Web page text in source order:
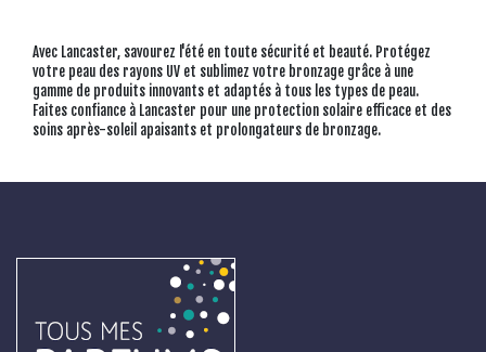
Avec Lancaster, savourez l'été en toute sécurité et beauté. Protégez
votre peau des rayons UV et sublimez votre bronzage grâce à une
gamme de produits innovants et adaptés à tous les types de peau.
Faites confiance à Lancaster pour une protection solaire efficace et des
soins après-soleil apaisants et prolongateurs de bronzage.